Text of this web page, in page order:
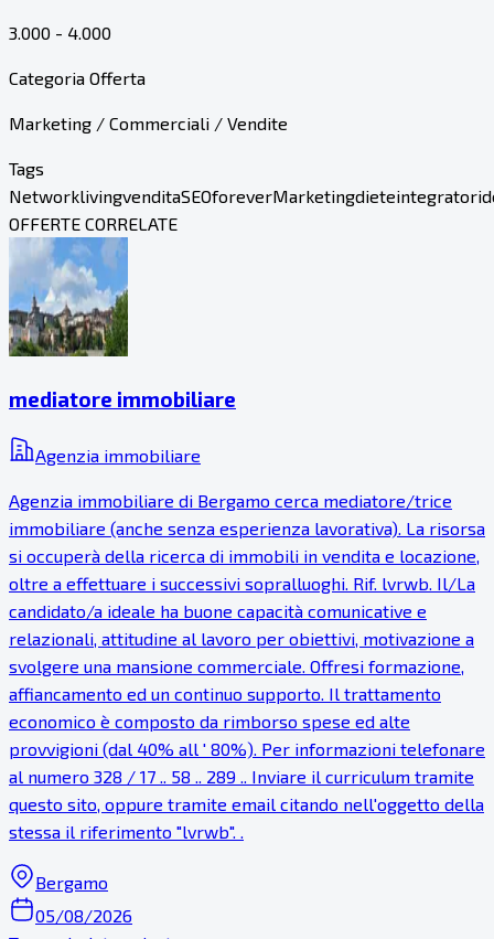
3.000 - 4.000
Categoria Offerta
Marketing / Commerciali / Vendite
Tags
NetworklivingvenditaSEOforeverMarketingdieteintegratori
OFFERTE CORRELATE
mediatore immobiliare
Agenzia immobiliare
Agenzia immobiliare di Bergamo cerca mediatore/trice
immobiliare (anche senza esperienza lavorativa). La risorsa
si occuperà della ricerca di immobili in vendita e locazione,
oltre a effettuare i successivi sopralluoghi. Rif. lvrwb. Il/La
candidato/a ideale ha buone capacità comunicative e
relazionali, attitudine al lavoro per obiettivi, motivazione a
svolgere una mansione commerciale. Offresi formazione,
affiancamento ed un continuo supporto. Il trattamento
economico è composto da rimborso spese ed alte
provvigioni (dal 40% all ' 80%). Per informazioni telefonare
al numero 328 / 17 .. 58 .. 289 .. Inviare il curriculum tramite
questo sito, oppure tramite email citando nell'oggetto della
stessa il riferimento "lvrwb". .
Bergamo
05/08/2026